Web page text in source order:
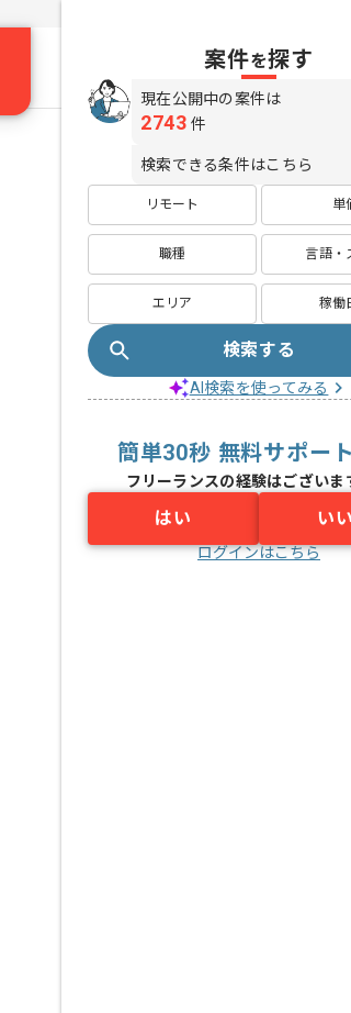
案件を探す
現在公開中の案件は
2743 件
検索できる条件はこちら
リモート 単
職種 言語・
エリア 稼働
検索する
AI検索を使ってみる
簡単30秒 無料サポー
フリーランスの経験はございま
はい い
ログインはこちら